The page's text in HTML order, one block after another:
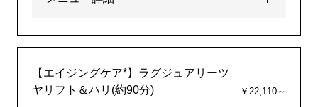
【エイジングケア*】ラグジュアリーツ
ヤリフト＆ハリ(約90分)
￥22,110～